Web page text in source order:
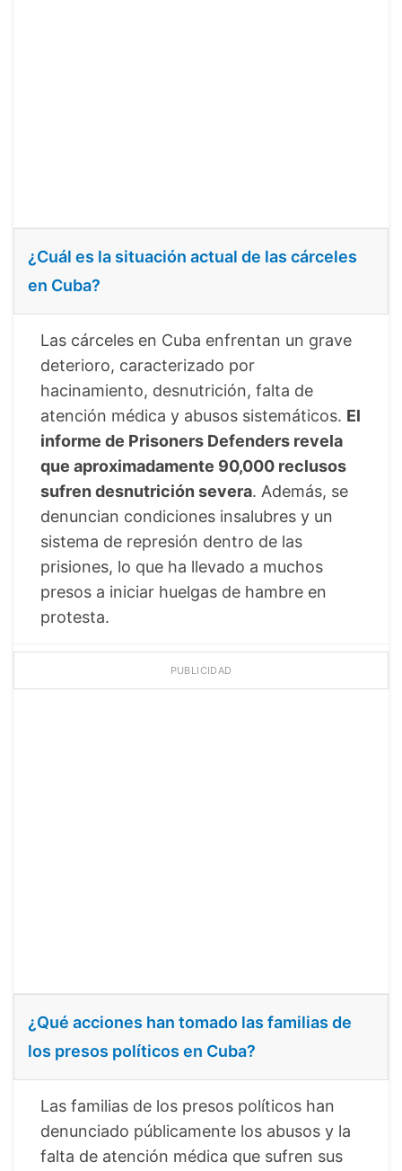
¿Cuál es la situación actual de las cárceles
en Cuba?
Las cárceles en Cuba enfrentan un grave
deterioro, caracterizado por
hacinamiento, desnutrición, falta de
atención médica y abusos sistemáticos. El
informe de Prisoners Defenders revela
que aproximadamente 90,000 reclusos
sufren desnutrición severa. Además, se
denuncian condiciones insalubres y un
sistema de represión dentro de las
prisiones, lo que ha llevado a muchos
presos a iniciar huelgas de hambre en
protesta.
PUBLICIDAD
¿Qué acciones han tomado las familias de
los presos políticos en Cuba?
Las familias de los presos políticos han
denunciado públicamente los abusos y la
falta de atención médica que sufren sus